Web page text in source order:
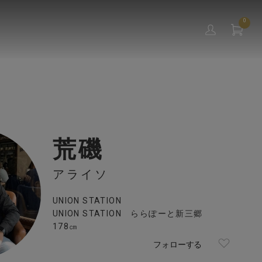
0
荒磯
アライソ
UNION STATION
UNION STATION ららぽーと新三郷
178㎝
フォローする